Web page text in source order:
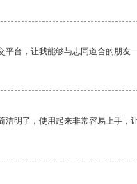
平台，让我能够与志同道合的朋友一
洁明了，使用起来非常容易上手，